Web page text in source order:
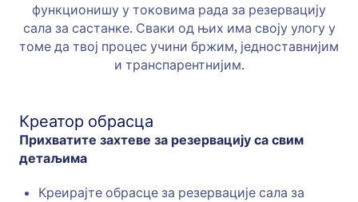
функционишу у токовима рада за резервацију
сала за састанке. Сваки од њих има своју улогу у
томе да твој процес учини бржим, једноставнијим
и транспарентнијим.
Креатор обрасца
Прихватите захтеве за резервацију са свим
детаљима
Креирајте обрасце за резервације сала за